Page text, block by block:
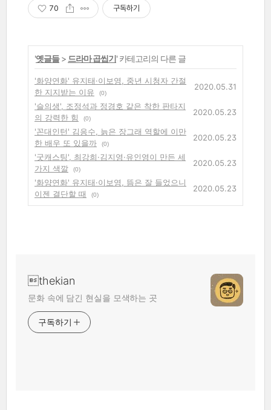
70 구독하기
'옛글들> 드라마 곱씹기' 카테고리의 다른 글
'화양연화' 유지태·이보영, 중년 시청자 간절
한 지지받는 이유
(0)
2020.05.31
'슬의생', 조정석과 정경호 같은 착한 판타지
의 강력한 힘
(0)
2020.05.23
'꼰대인턴' 김응수, 늙은 장그래 역할에 이만
한 배우 또 있을까
(0)
2020.05.23
'굿캐스팅', 최강희·김지영·유인영이 만든 세
가지 색깔
(0)
2020.05.23
'화양연화' 유지태·이보영, 뜸은 잘 들었으니
이젠 결단할 때
(0)
2020.05.23
thekian
문화 속에 담긴 현실을 모색하는 곳
구독하기